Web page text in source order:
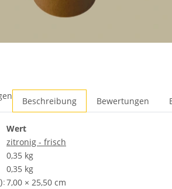
Beschreibung Bewertungen
Wert
zitronig - frisch
0,35 kg
0,35 kg
7,00 × 25,50 cm